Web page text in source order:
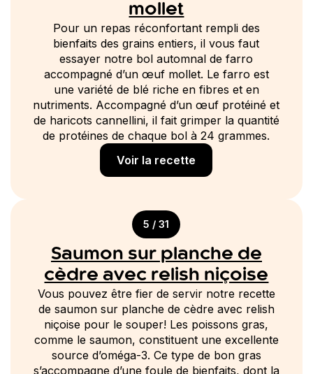
mollet
Pour un repas réconfortant rempli des
bienfaits des grains entiers, il vous faut
essayer notre bol automnal de farro
accompagné d’un œuf mollet. Le farro est
une variété de blé riche en fibres et en
nutriments. Accompagné d’un œuf protéiné et
de haricots cannellini, il fait grimper la quantité
de protéines de chaque bol à 24 grammes.
Voir la recette
5 / 31
Saumon sur planche de
cèdre avec relish niçoise
Vous pouvez être fier de servir notre recette
de saumon sur planche de cèdre avec relish
niçoise pour le souper! Les poissons gras,
comme le saumon, constituent une excellente
source d’oméga-3. Ce type de bon gras
s’accompagne d’une foule de bienfaits, dont la